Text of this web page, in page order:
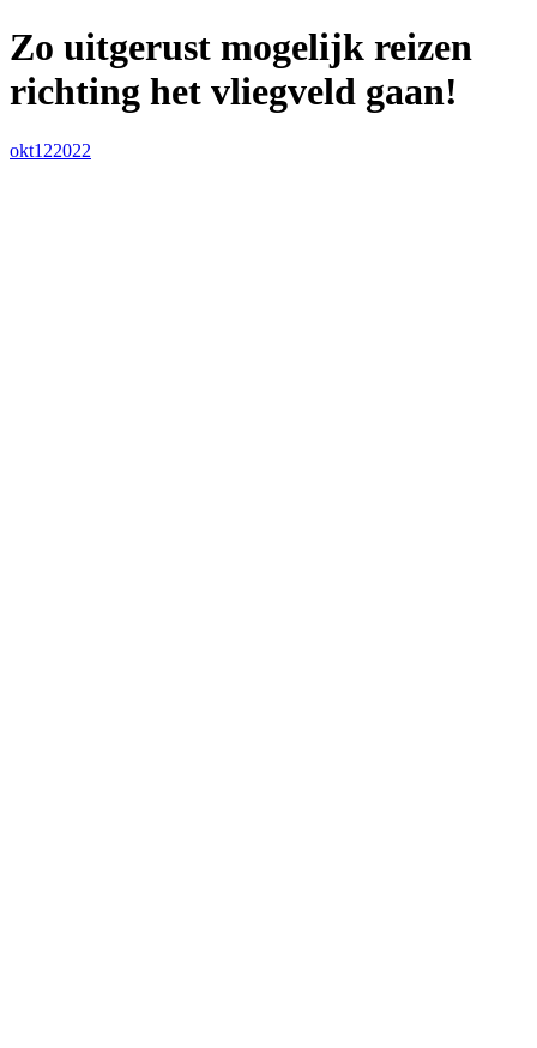
Zo uitgerust mogelijk reizen
richting het vliegveld gaan!
okt122022